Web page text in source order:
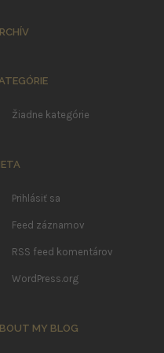
Žiadne kategórie
Prihlásiť sa
Feed záznamov
RSS feed komentárov
WordPress.org
MY BLOG